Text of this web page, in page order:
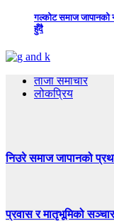
गल्कोट समाज जापानको
हुँदै
ताजा समाचार
लोकप्रिय
निउरे समाज जापानको
प्रवास र मातृभूमिको